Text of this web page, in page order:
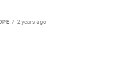
2 years ago